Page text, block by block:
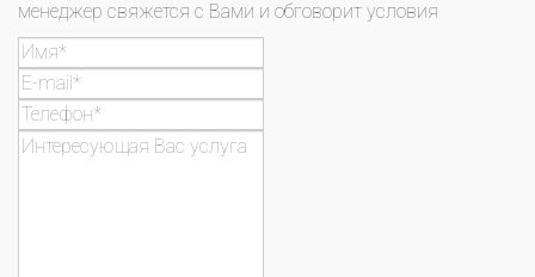
менеджер свяжется с Вами и обговорит условия